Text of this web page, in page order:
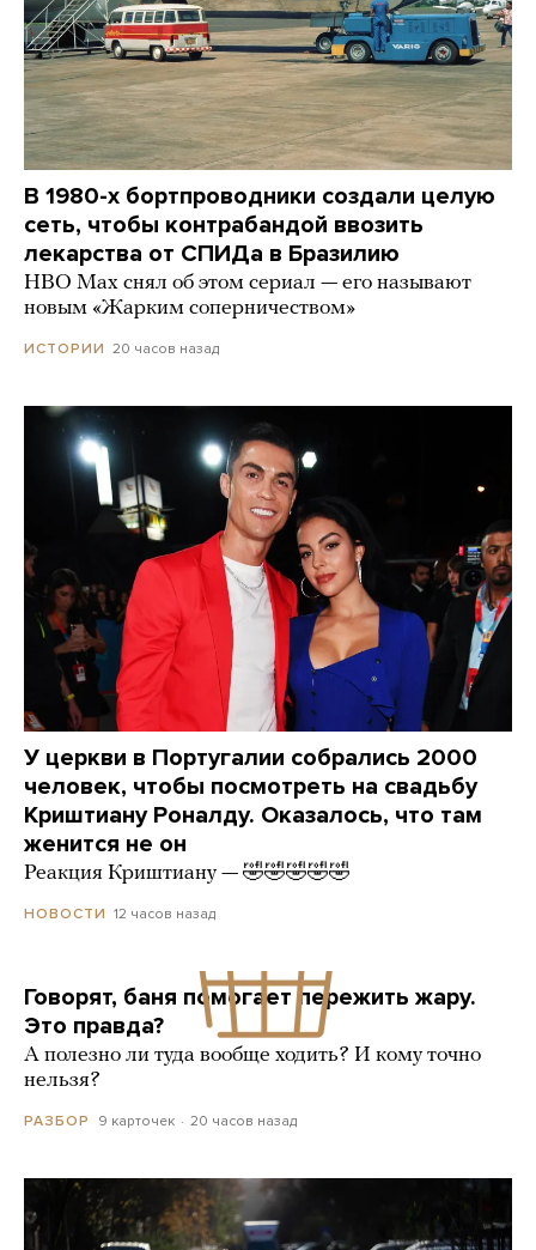
В 1980-х бортпроводники создали целую
сеть, чтобы контрабандой ввозить
лекарства от СПИДа в Бразилию
HBO Max снял об этом сериал — его называют
новым «Жарким соперничеством»
ИСТОРИИ 20 часов назад
У церкви в Португалии собрались 2000
человек, чтобы посмотреть на свадьбу
Криштиану Роналду. Оказалось, что там
женится не он
Реакция Криштиану — 🤣🤣🤣🤣🤣
НОВОСТИ 12 часов назад
Говорят, баня помогает пережить жару.
Это правда?
А полезно ли туда вообще ходить? И кому точно
нельзя?
РАЗБОР 9 карточек 20 часов назад